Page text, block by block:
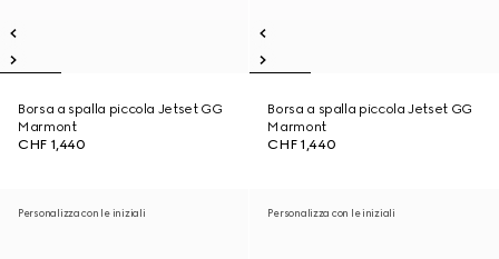
Borsa a spalla piccola Jetset GG
Marmont
CHF 1,440
Borsa a spalla piccola Jetset GG
Marmont
CHF 1,440
Personalizza con le iniziali Personalizza con le iniziali